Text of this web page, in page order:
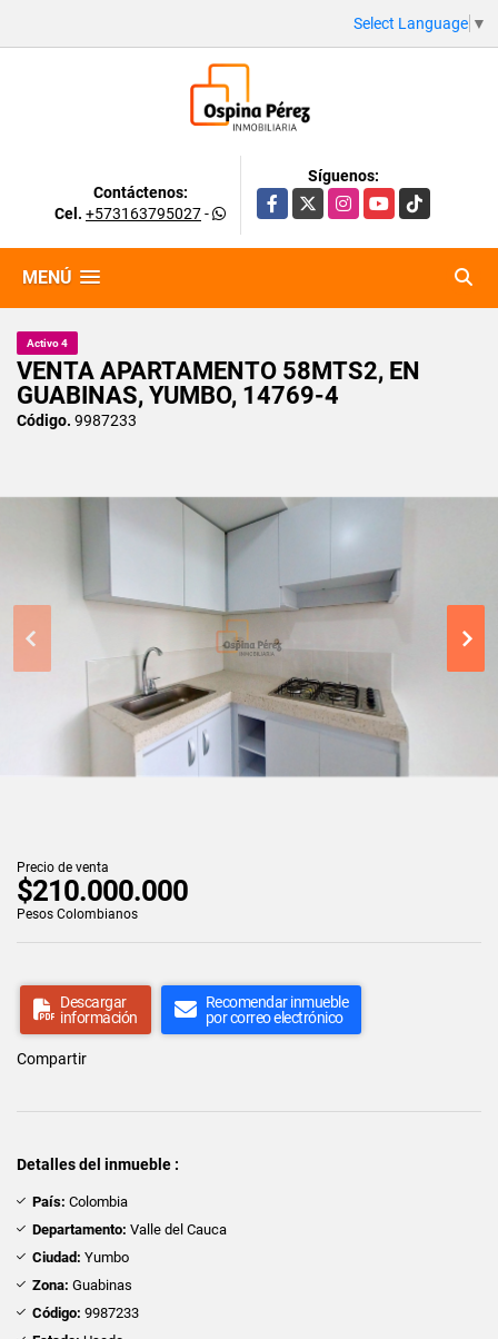
Select Language ▼
Contáctenos:
Cel. +573163795027-
Síguenos:
Facebook
X InstagramYouTubeTikTok
MENÚ
Activo 4
VENTA APARTAMENTO 58MTS2, EN
GUABINAS, YUMBO, 14769-4
Código. 9987233
Precio de venta
$210.000.000
Pesos Colombianos
Descargar
información
Recomendar inmueble
por correo electrónico
Compartir
Detalles del inmueble :
País: Colombia
Departamento: Valle del Cauca
Ciudad: Yumbo
Zona: Guabinas
Código: 9987233